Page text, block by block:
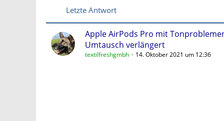
Letzte Antwort
Apple AirPods Pro mit
Umtausch verlängert
textilfreshgmbh 14. Oktober 2021 um 12:36